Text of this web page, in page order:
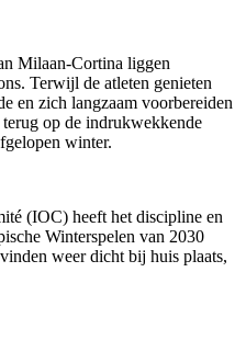
Milaan-Cortina liggen
Terwijl de atleten genieten
en zich langzaam voorbereiden
op de indrukwekkende
winter.
(IOC) heeft het discipline en
Winterspelen van 2030
weer dicht bij huis plaats,